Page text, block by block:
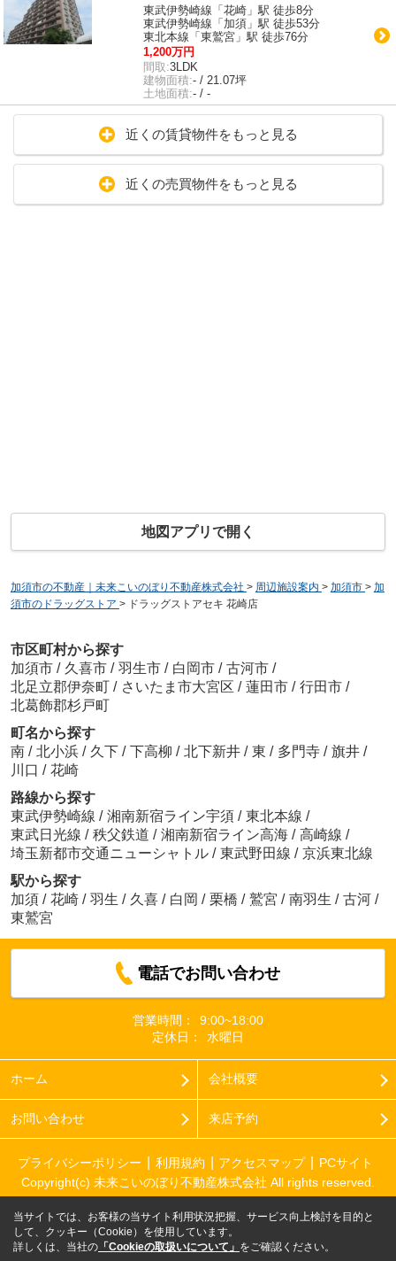
東武伊勢崎線「花崎」駅 徒歩8分
東武伊勢崎線「加須」駅 徒歩53分
東北本線「東鷲宮」駅 徒歩76分
1,200万円
間取:3LDK
建物面積:- / 21.07坪
土地面積:- / -
近くの賃貸物件をもっと見る
近くの売買物件をもっと見る
地図アプリで開く
加須市の不動産｜未来こいのぼり不動産株式会社 > 周辺施設案内 > 加須市 > 加
須市のドラッグストア > ドラッグストアセキ 花崎店
市区町村から探す
加須市 / 久喜市 / 羽生市 / 白岡市 / 古河市 /
北足立郡伊奈町 / さいたま市大宮区 / 蓮田市 / 行田市 /
北葛飾郡杉戸町
町名から探す
南 / 北小浜 / 久下 / 下高柳 / 北下新井 / 東 / 多門寺 / 旗井 /
川口 / 花崎
路線から探す
東武伊勢崎線 / 湘南新宿ライン宇須 / 東北本線 /
東武日光線 / 秩父鉄道 / 湘南新宿ライン高海 / 高崎線 /
埼玉新都市交通ニューシャトル / 東武野田線 / 京浜東北線
駅から探す
加須 / 花崎 / 羽生 / 久喜 / 白岡 / 栗橋 / 鷲宮 / 南羽生 / 古河 /
東鷲宮
電話でお問い合わせ
営業時間：
9:00~18:00
定休日：
水曜日
ホーム 会社概要
お問い合わせ 来店予約
プライバシーポリシー 利用規約 アクセスマップ
PCサイト
Copyright(c) 未来こいのぼり不動産株式会社 All rights reserved.
当サイトでは、お客様の当サイト利用状況把握、サービス向上検討を目的と
して、クッキー（Cookie）を使用しています。
詳しくは、当社の 「Cookieの取扱いについて」 をご確認ください。